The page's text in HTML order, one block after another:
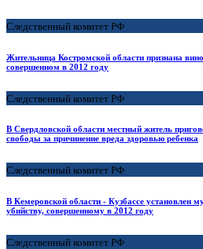
Следственный комитет РФ
Жительница Костромской области признана
совершенном в 2012 году
Следственный комитет РФ
В Свердловской области местный житель
свободы за причинение вреда здоровью ребенка
Следственный комитет РФ
В Кемеровской области - Кузбассе установлен
убийству, совершенному в 2012 году
Следственный комитет РФ